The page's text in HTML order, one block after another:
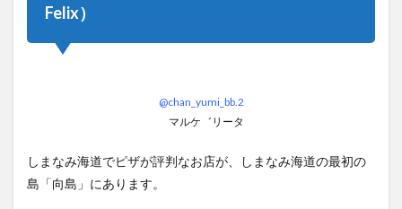
Felix）
@chan_yumi_bb.2
マルケ゛リータ
しまなみ海道でピザが評判なお店が、しまなみ海道の最初の
島「向島」にあります。